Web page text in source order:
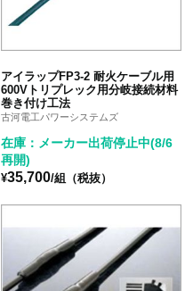
アイラップFP3-2 耐火ケーブル用
600Vトリプレック用分岐接続材料
巻き付け工法
古河電工パワーシステムズ
在庫：メーカー出荷停止中(8/6
再開)
¥35,700/組（税抜）